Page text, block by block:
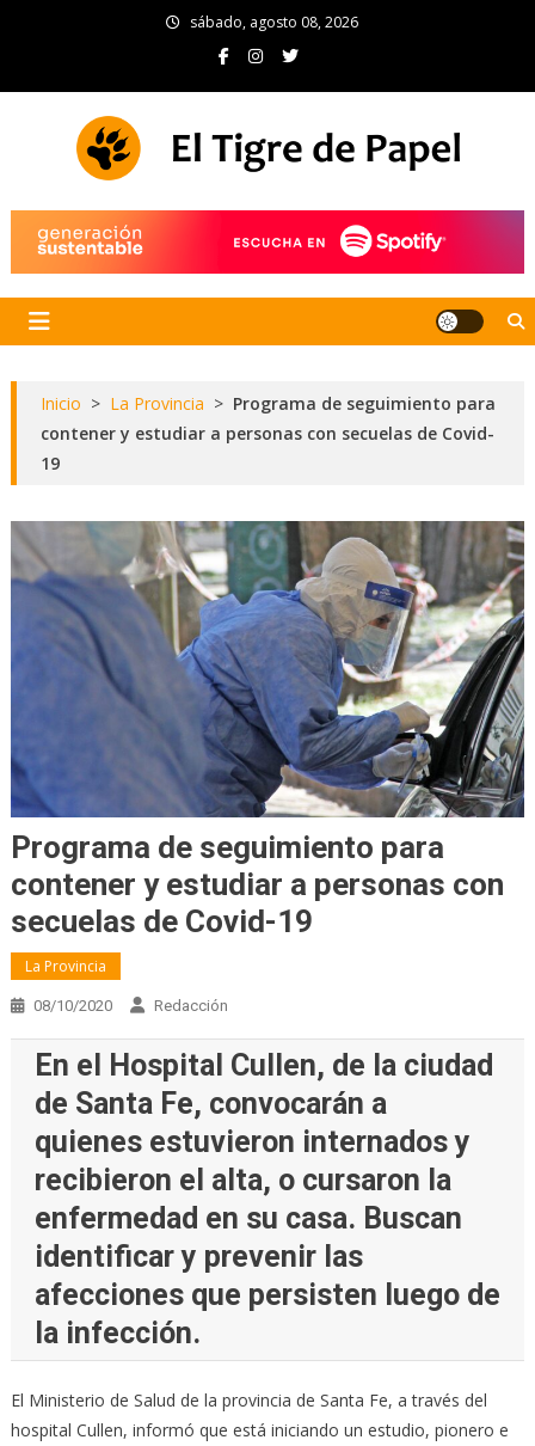
sábado, agosto 08, 2026
Inicio > La Provincia > Programa de seguimiento para
contener y estudiar a personas con secuelas de Covid-
19
Programa de seguimiento para
contener y estudiar a personas con
secuelas de Covid-19
La Provincia
08/10/2020 Redacción
En el Hospital Cullen, de la ciudad
de Santa Fe, convocarán a
quienes estuvieron internados y
recibieron el alta, o cursaron la
enfermedad en su casa. Buscan
identificar y prevenir las
afecciones que persisten luego de
la infección.
El Ministerio de Salud de la provincia de Santa Fe, a través del
hospital Cullen, informó que está iniciando un estudio, pionero e